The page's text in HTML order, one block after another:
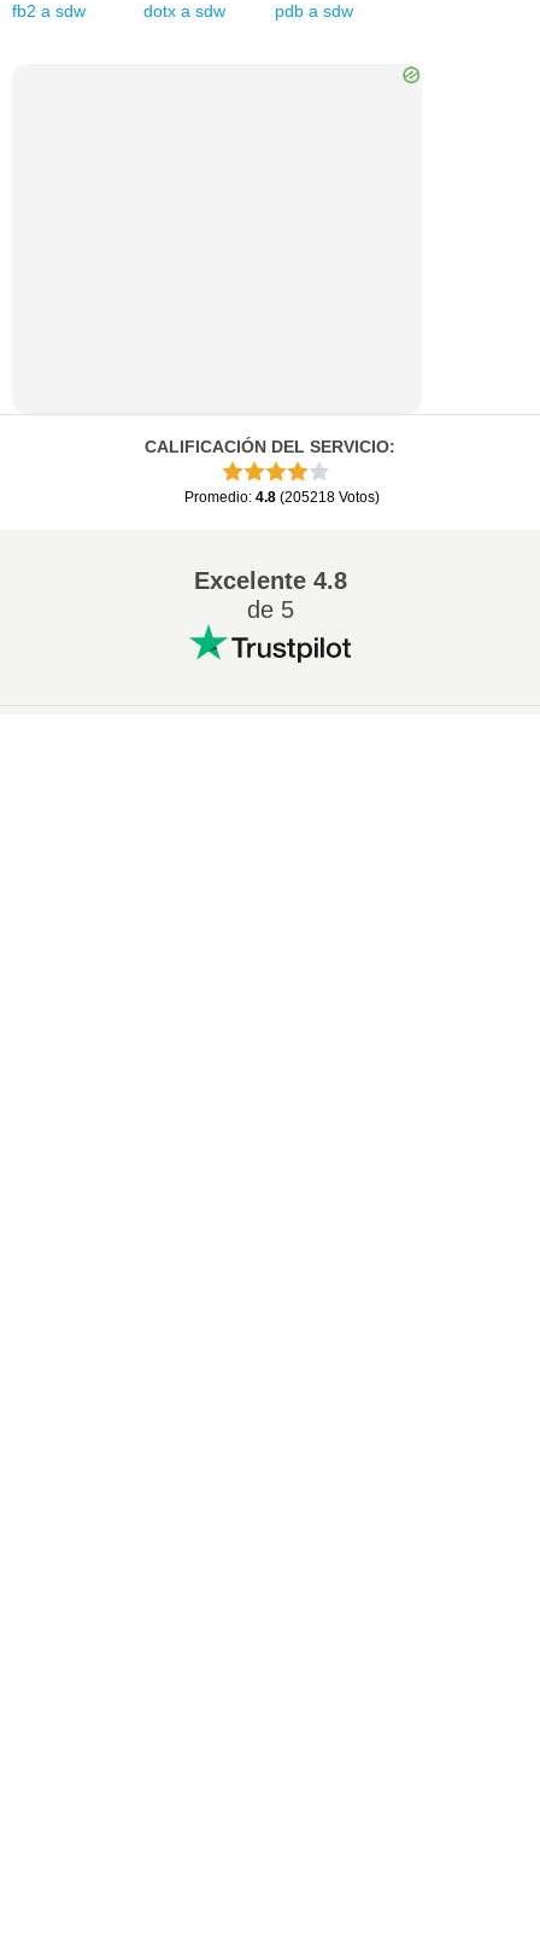
fb2 a sdw dotx a sdw pdb a sdw
CALIFICACIÓN DEL SERVICIO:
Promedio: 4.8 (205218 Votos)
Excelente4.8
de 5